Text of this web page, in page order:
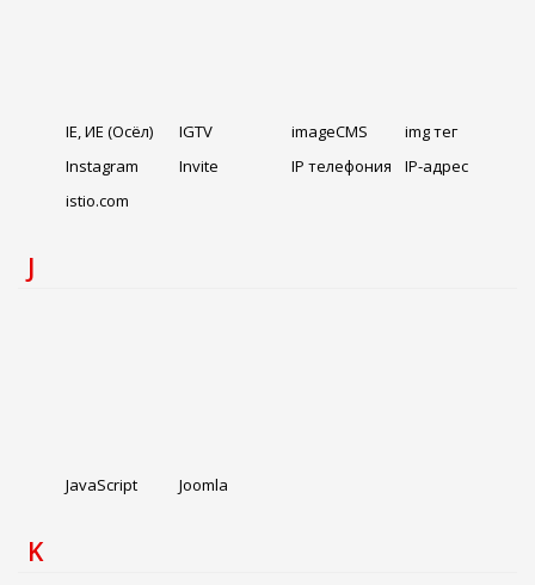
IE, ИЕ (Осёл) IGTV imageCMS
img тег
Instagram
Invite IP телефония
IP-адрес
istio.com
J
JavaScript Joomla
K